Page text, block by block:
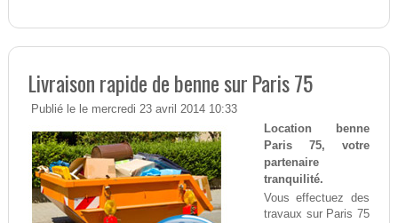
Livraison rapide de benne sur Paris 75
Publié le le mercredi 23 avril 2014 10:33
Location benne
Paris 75, votre
partenaire
tranquilité.
Vous effectuez des
travaux sur Paris 75